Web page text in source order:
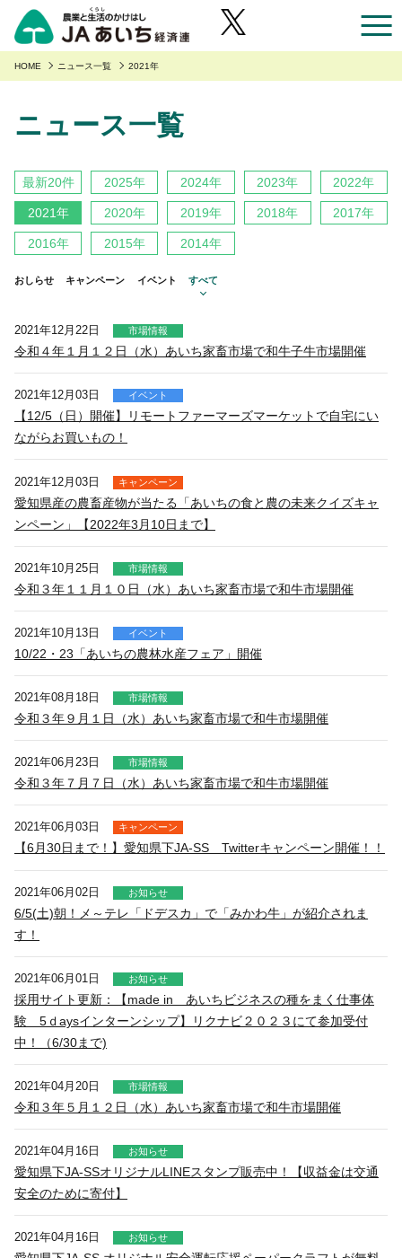
アルバイト採用
リンク集
広報誌「かけはし」
お問い合わせ
お近くのJAのお店一覧
あいち産のご紹介
あいちの園芸
あいちの野菜
あいちの畜産・お肉
あいちの米・麦・大豆
安全・安心へのこだわり
あいち産 青果物の安全・安心
あいち産 畜産物の安全・安心
あいちの農業
くらしに役立つ情報
くらしに役立つ情報
Aコープ
グリーンセンター
食肉販売店
直営飲食店
JA葬祭
直営店のご紹介
「あいちJA-SS」公式サイト
「JA葬祭あいち」紹介ページ
JAの賃貸住宅
味のトラベル
JAタウン「あいちゴコロ」
いいね！あいち産料理レシピ
農家組合員の方へ
農家組合員の方へ
野菜・果物・花を生産の皆様へ
園芸部の取り組み
青果物の市況概要
牛肉・豚肉・鶏卵を生産の皆様へ
あいち産 畜産物情報ニュース
畜産・お肉市況表一覧
農畜産物衛生研究所
肥料・農薬について
肥料＆農薬通信
安心・安全の取り組みについて
営農支援センター
生産履歴管理システム
JAあいち版GAP
いきいき愛知
JAあいち経済連について
HOME ニュース一覧 2021年
ニュース一覧
最新20件 2025年 2024年 2023年 2022年
2021年 2020年 2019年 2018年 2017年
2016年 2015年 2014年
おしらせ キャンペーン イベント すべて
2021年12月22日 市場情報
令和４年１月１２日（水）あいち家畜市場で和牛子牛市場開催
2021年12月03日 イベント
【12/5（日）開催】リモートファーマーズマーケットで自宅にい
ながらお買いもの！
2021年12月03日 キャンペーン
愛知県産の農畜産物が当たる「あいちの食と農の未来クイズキャ
ンペーン」【2022年3月10日まで】
2021年10月25日 市場情報
令和３年１１月１０日（水）あいち家畜市場で和牛市場開催
2021年10月13日 イベント
10/22・23「あいちの農林水産フェア」開催
2021年08月18日 市場情報
令和３年９月１日（水）あいち家畜市場で和牛市場開催
2021年06月23日 市場情報
令和３年７月７日（水）あいち家畜市場で和牛市場開催
2021年06月03日 キャンペーン
【6月30日まで！】愛知県下JA-SS Twitterキャンペーン開催！！
2021年06月02日 お知らせ
6/5(土)朝！メ～テレ「ドデスカ」で「みかわ牛」が紹介されま
す！
2021年06月01日 お知らせ
採用サイト更新：【made in あいちビジネスの種をまく仕事体
験 5ｄaysインターンシップ】リクナビ２０２３にて参加受付
中！（6/30まで)
2021年04月20日 市場情報
令和３年５月１２日（水）あいち家畜市場で和牛市場開催
2021年04月16日 お知らせ
愛知県下JA-SSオリジナルLINEスタンプ販売中！【収益金は交通
安全のために寄付】
2021年04月16日 お知らせ